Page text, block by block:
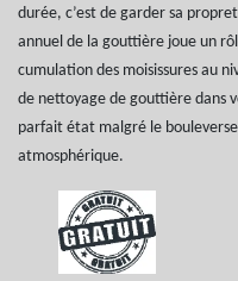
durée, c’est de garder sa
annuel de la gouttière joue un
cumulation des moisissures au
de nettoyage de gouttière dans
parfait état malgré le
atmosphérique.